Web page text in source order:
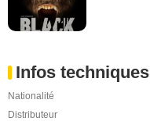
Infos techniques
Nationalité
Distributeur